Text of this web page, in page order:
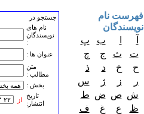
جستجو در
نام های
نویسندگان
:
عنوان ها :
متن
مطالب :
بخش :
تاريخ
انتشار:
از
فهرست نام
نویسندگان
ب
پ
ت
ث ج
چ
ح
خ د
ذ
ر
ز ژ
س
ش ص ض ط
ظ
ع غ
ف